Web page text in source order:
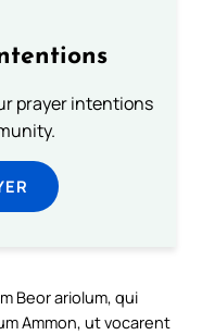
prayer intentions
Beor ariolum, qui
Ammon, ut vocarent